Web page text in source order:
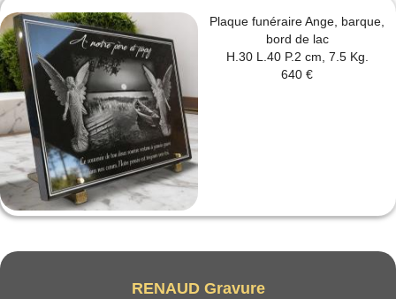
Plaque funéraire Ange, barque,
bord de lac
H.30 L.40 P.2 cm, 7.5 Kg.
640 €
RENAUD Gravure